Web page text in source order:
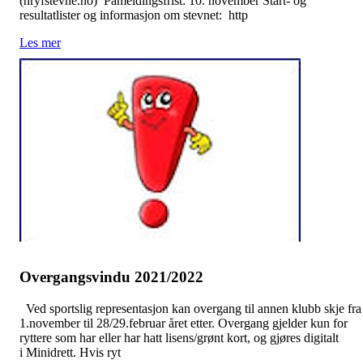
resultatlister og informasjon om stevnet: http
Les mer
Overgangsvindu 2021/2022
Ved sportslig representasjon kan overgang til annen klubb skje fra
1.november til 28/29.februar året etter. Overgang gjelder kun for
ryttere som har eller har hatt lisens/grønt kort, og gjøres digitalt
i Minidrett. Hvis ryt